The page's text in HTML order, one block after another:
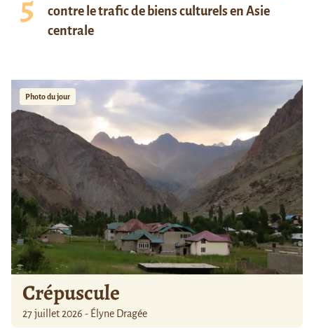
contre le trafic de biens culturels en Asie
centrale
Photo du jour
Crépuscule
27 juillet 2026 - Élyne Dragée